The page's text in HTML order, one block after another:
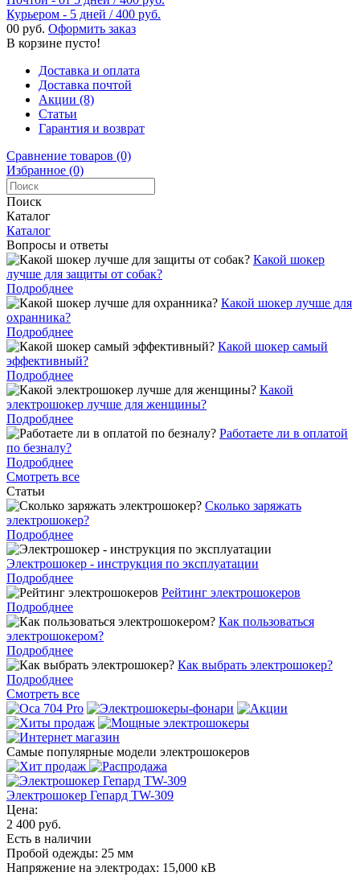
Курьером - 5 дней / 400 руб.
00 руб. Оформить заказ
В корзине пусто!
Доставка и оплата
Доставка почтой
Акции (8)
Статьи
Гарантия и возврат
Сравнение товаров (0)
Избранное (0)
Поиск
Каталог
Каталог
Вопросы и ответы
Какой шокер
лучше для защиты от собак?
Подробднее
Какой шокер лучше для
охранника?
Подробднее
Какой шокер самый
эффективный?
Подробднее
Какой
электрошокер лучше для женщины?
Подробднее
Работаете ли в оплатой
по безналу?
Подробднее
Смотреть все
Статьи
Cколько заряжать
электрошокер?
Подробднее
Электрошокер - инструкция по эксплуатации
Подробднее
Рейтинг электрошокеров
Подробднее
Как пользоваться
электрошокером?
Подробднее
Как выбрать электрошокер?
Подробднее
Смотреть все
Самые популярные модели электрошокеров
Электрошокер Гепард TW-309
Цена:
2 400 руб.
Есть в наличии
Пробой одежды: 25 мм
Напряжение на электродах: 15,000 кВ